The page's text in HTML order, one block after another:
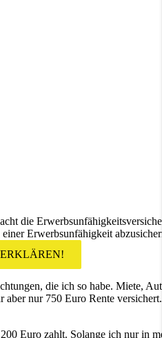
die
Erwerbsunfähigkeit
die ich so habe. Miete,
nur 750 Euro Rente
Euro zahlt. Solange ich nur in